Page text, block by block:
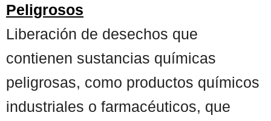
Peligrosos
Liberación de desechos que
contienen sustancias químicas
peligrosas, como productos químicos
industriales o farmacéuticos, que